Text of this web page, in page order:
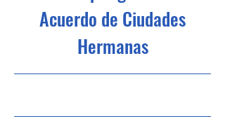
Acuerdo de Ciudades
Hermanas